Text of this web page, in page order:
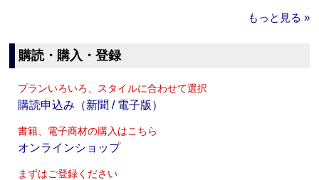
もっと見る »
購読・購入・登録
プランいろいろ、スタイルに合わせて選択
購読申込み（新聞 / 電子版）
書籍、電子商材の購入はこちら
オンラインショップ
まずはご登録ください